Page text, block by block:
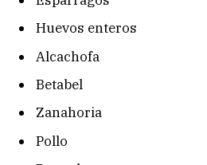
Huevos enteros
Alcachofa
Betabel
Zanahoria
Pollo